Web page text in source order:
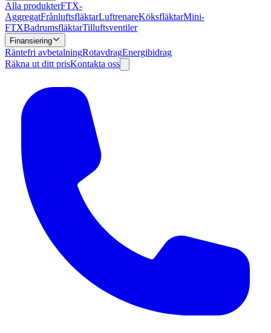
Alla produkterFTX-
AggregatFrånluftsfläktarLuftrenareKöksfläktarMini-
FTXBadrumsfläktarTilluftsventiler
Finansiering
Räntefri avbetalningRotavdragEnergibidrag
Räkna ut ditt prisKontakta oss